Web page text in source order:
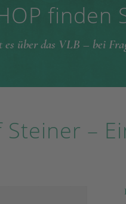
finden
über das VLB – bei
Steiner –